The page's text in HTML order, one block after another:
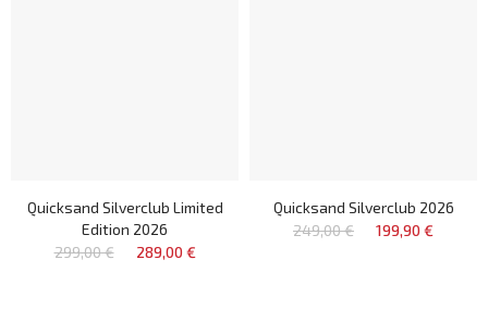
Quicksand Silverclub Limited
Edition 2026
299,00 €
289,00 €
Quicksand Silverclub 2026
249,00 €
199,90 €